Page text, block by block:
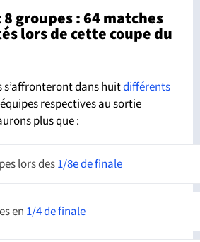
groupes : 64 matches
lors de cette coupe du
s’affronteront dans huitdifférents
respectives au sortie
plus que :
lors des1/8e de finale
en 1/4 de finale